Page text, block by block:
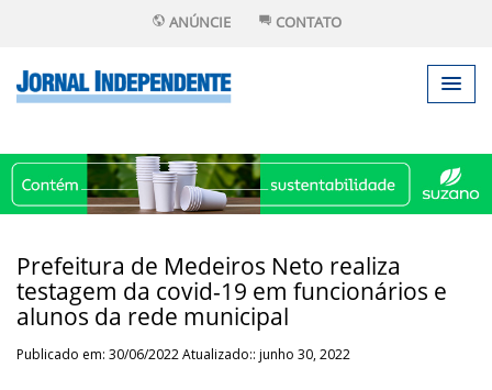
ANÚNCIE CONTATO
Prefeitura de Medeiros Neto realiza
testagem da covid-19 em funcionários e
alunos da rede municipal
Publicado em: 30/06/2022 Atualizado:: junho 30, 2022